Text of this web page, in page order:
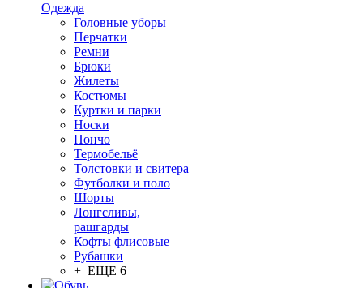
Одежда
Головные уборы
Перчатки
Ремни
Брюки
Жилеты
Костюмы
Куртки и парки
Носки
Пончо
Термобельё
Толстовки и свитера
Футболки и поло
Шорты
Лонгсливы,
рашгарды
Кофты флисовые
Рубашки
+ ЕЩЕ 6